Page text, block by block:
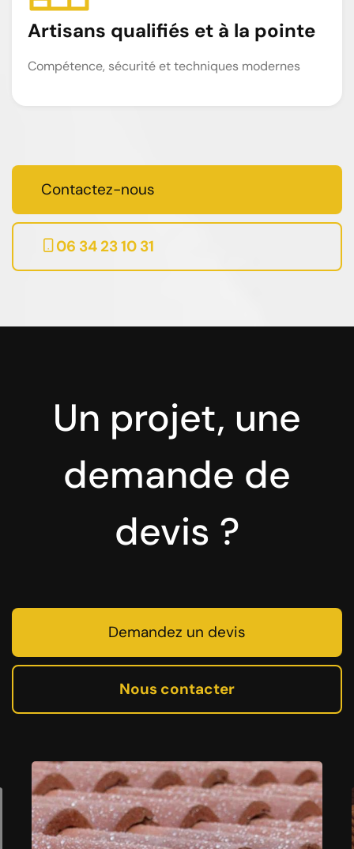
Artisans qualifiés et à la pointe
Compétence, sécurité et techniques modernes
Contactez-nous
06 34 23 10 31
Un projet, une
demande de
devis ?
Demandez un devis
Nous contacter